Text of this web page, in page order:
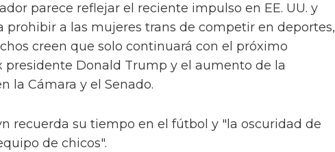
parece reflejar el reciente impulso en EE. UU. y
prohibir a las mujeres trans de competir en deportes,
creen que solo continuará con el próximo
presidente Donald Trump y el aumento de la
la Cámara y el Senado.
recuerda su tiempo en el fútbol y "la oscuridad de
de chicos".